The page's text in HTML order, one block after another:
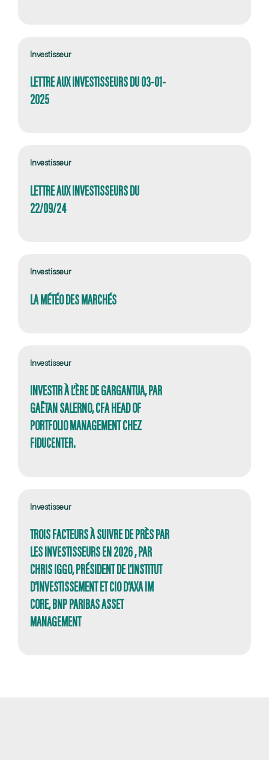
Investisseur
LETTRE AUX INVESTISSEURS DU 03-01-
2025
Investisseur
LETTRE AUX INVESTISSEURS DU
22/09/24
Investisseur
LA MÉTÉO DES MARCHÉS
Investisseur
INVESTIR À L’ÈRE DE GARGANTUA, PAR
GAËTAN SALERNO, CFA HEAD OF
PORTFOLIO MANAGEMENT CHEZ
FIDUCENTER.
Investisseur
TROIS FACTEURS À SUIVRE DE PRÈS PAR
LES INVESTISSEURS EN 2026 , PAR
CHRIS IGGO, PRÉSIDENT DE L’INSTITUT
D’INVESTISSEMENT ET CIO D’AXA IM
CORE, BNP PARIBAS ASSET
MANAGEMENT